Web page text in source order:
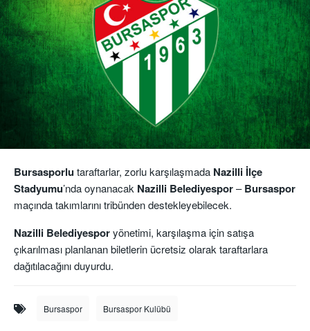
Bursasporlutaraftarlar, zorlu karşılaşmada Nazilli İlçe
Stadyumu’nda oynanacak Nazilli Belediyespor–Bursaspor
maçında takımlarını tribünden destekleyebilecek.
Nazilli Belediyesporyönetimi, karşılaşma için satışa
çıkarılması planlanan biletlerin ücretsiz olarak taraftarlara
dağıtılacağını duyurdu.
Bursaspor Bursaspor Kulübü